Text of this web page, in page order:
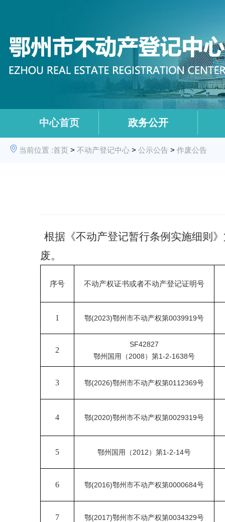
中心首页 政务公开
当前位置 :首页 > 不动产登记中心 > 公示公告 > 作废公告
根据《不动产登记暂行条例实施细则
废。
序号 不动产权证书或者不动产登记证明号
1 鄂(2023)鄂州市不动产权第0039919号
2
SF42827
鄂州国用（2008）第1-2-1638号
3 鄂(2026)鄂州市不动产权第0112369号
4 鄂(2020)鄂州市不动产权第0029319号
5 鄂州国用（2012）第1-2-14号
6 鄂(2016)鄂州市不动产权第0000684号
7 鄂(2017)鄂州市不动产权第0034329号